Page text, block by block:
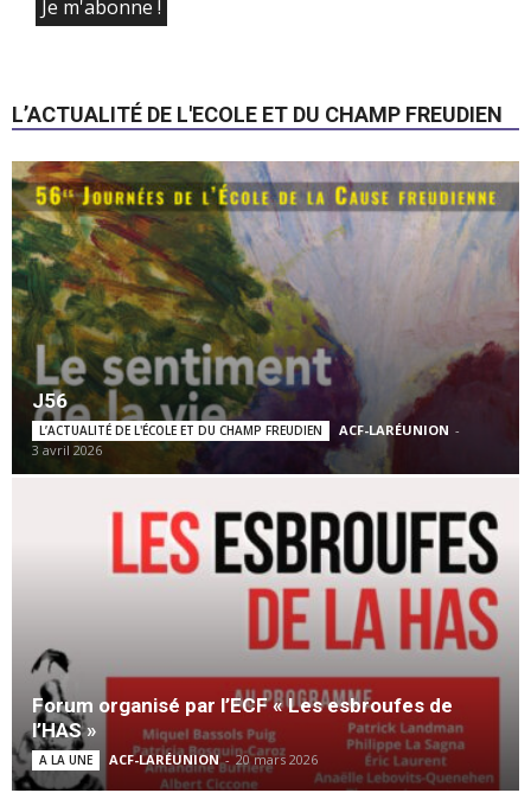
L’ACTUALITÉ DE L'ECOLE ET DU CHAMP FREUDIEN
J56
L’ACTUALITÉ DE L'ÉCOLE ET DU CHAMP FREUDIEN ACF-LARÉUNION -
3 avril 2026
Forum organisé par l’ECF « Les esbroufes de
l’HAS »
A LA UNE ACF-LARÉUNION - 20 mars 2026